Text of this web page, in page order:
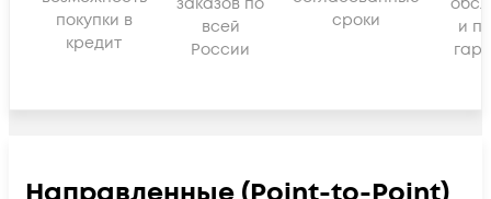
покупки в
кредит
всей
России
сроки
и